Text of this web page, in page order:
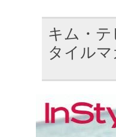
キム・
タイル